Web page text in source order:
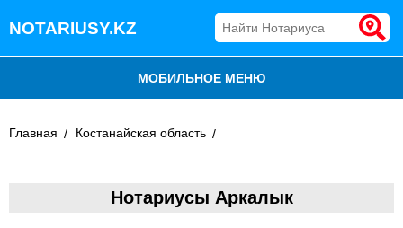
NOTARIUSY.KZ
МОБИЛЬНОЕ МЕНЮ
НОТАРИУСЫ КАЗАХСТАНА
Главная Костанайская область
Нотариусы Аркалык